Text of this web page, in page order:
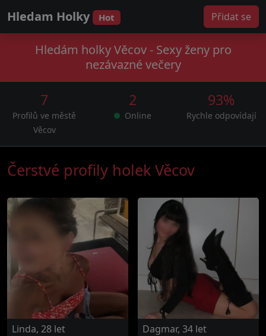
Hledam Holky Hot Přidat se
Hledám holky Věcov - Sexy ženy pro
nezávazné večery
7
Profilů ve městě
Věcov
2
Online
93%
Rychle odpovídají
Čerstvé profily holek Věcov
Linda, 28 let Dagmar, 34 let